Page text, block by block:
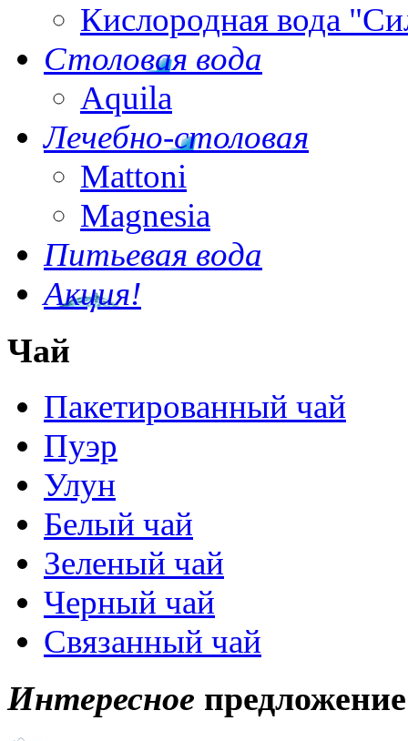
Кислородная вода
Столовая вода
Aquila
Лечебно-столовая
Mattoni
Magnesia
Питьевая вода
Акция!
Чай
Пакетированный чай
Пуэр
Улун
Белый чай
Зеленый чай
Черный чай
Связанный чай
Интересное предложение